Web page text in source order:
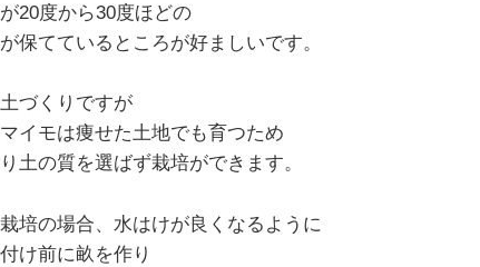
20度から30度ほどの
保てているところが好ましいです。
づくりですが
イモは痩せた土地でも育つため
土の質を選ばず栽培ができます。
培の場合、水はけが良くなるように
け前に畝を作り